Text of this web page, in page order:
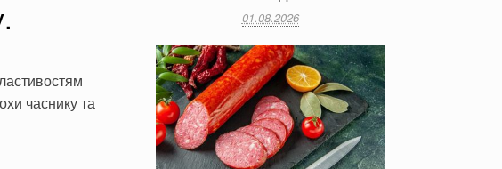
часнику та
01.08.2026